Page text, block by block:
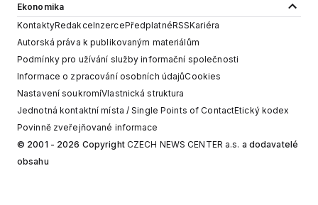
Ekonomika
KontaktyRedakceInzercePředplatnéRSSKariéra
Autorská práva k publikovaným materiálům
Podmínky pro užívání služby informační společnosti
Informace o zpracování osobních údajůCookies
Nastavení soukromíVlastnická struktura
Jednotná kontaktní místa / Single Points of ContactEtický kodex
Povinně zveřejňované informace
© 2001 - 2026 Copyright CZECH NEWS CENTER a.s. a dodavatelé
obsahu